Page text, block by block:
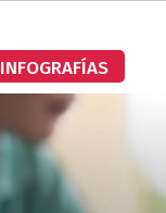
INFOGRAFÍAS